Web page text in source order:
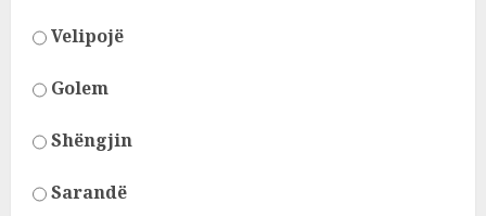
Velipojë
Golem
Shëngjin
Sarandë